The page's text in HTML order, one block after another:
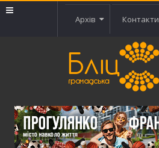
Архів Контакти